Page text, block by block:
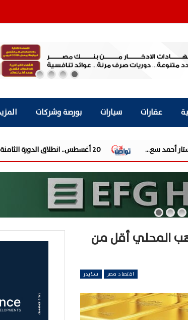
عقارات سيارات بورصة وشركات
20 أغسطس.. انطلاق الدورة الثامنة لمعرض تكنولوجيا الليد ونظم الإضاءة الحديثة بالقاهرة الجديدة
المحلي أقل من
اقتصاد مصر سلايدر